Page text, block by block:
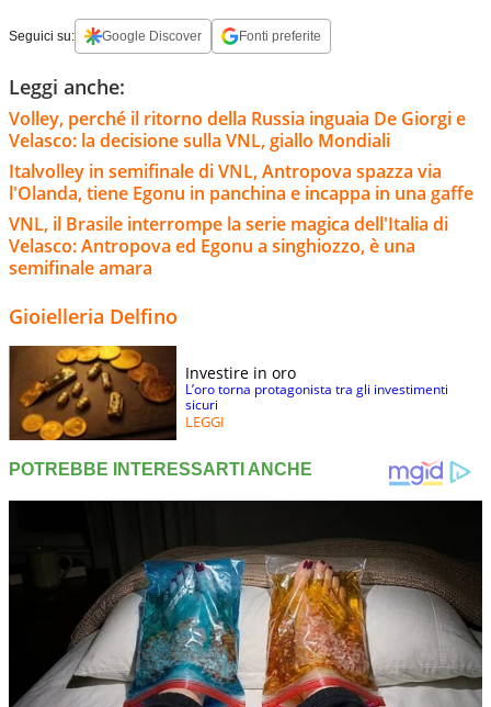
Seguici su: Google Discover Fonti preferite
Leggi anche:
Volley, perché il ritorno della Russia inguaia De Giorgi e
Velasco: la decisione sulla VNL, giallo Mondiali
Italvolley in semifinale di VNL, Antropova spazza via
l'Olanda, tiene Egonu in panchina e incappa in una gaffe
VNL, il Brasile interrompe la serie magica dell'Italia di
Velasco: Antropova ed Egonu a singhiozzo, è una
semifinale amara
Gioielleria Delfino
Investire in oro
L’oro torna protagonista tra gli investimenti
sicuri
LEGGI